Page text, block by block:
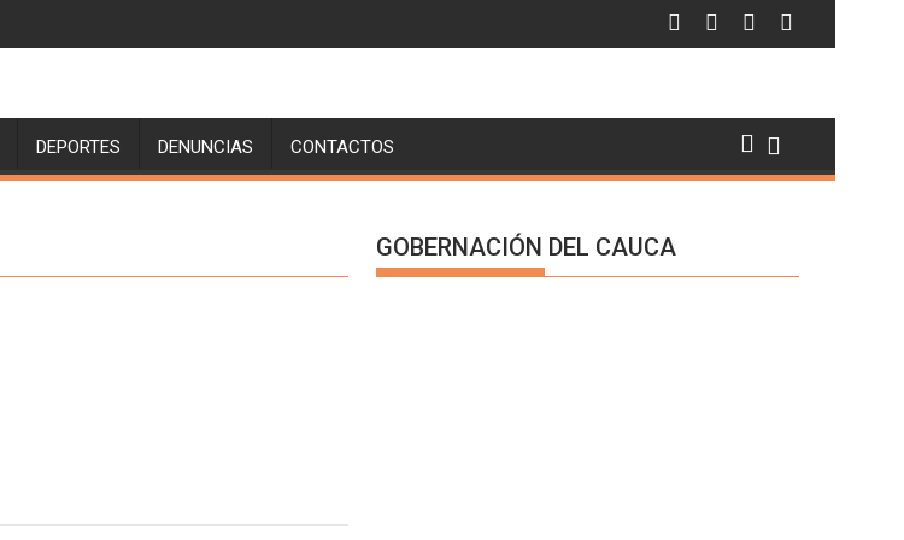
DEPORTES DENUNCIAS CONTACTOS
GOBERNACIÓN DEL CAUCA